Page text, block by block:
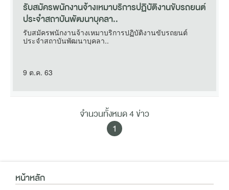
รับสมัครพนักงานจ้างเหมาบริการปฏิบัติงานขับรถยนต์
ประจำสถาบันพัฒนาบุคลา..
รับสมัครพนักงานจ้างเหมาบริการปฏิบัติงานขับรถยนต์
ประจำสถาบันพัฒนาบุคลา..
9 ต.ค. 63
จำนวนทั้งหมด 4 ข่าว
1
หน้าหลัก